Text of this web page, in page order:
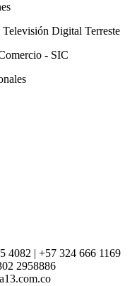
Televisión Digital Terreste
- SIC
4082 | +57 324 666 1169
2958886